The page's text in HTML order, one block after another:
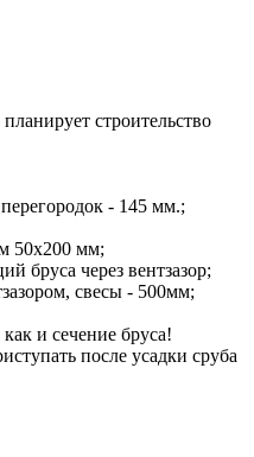
строительство
- 145 мм.;
50х200 мм;
бруса через вентзазор;
свесы - 500мм;
и сечение бруса!
после усадки сруба